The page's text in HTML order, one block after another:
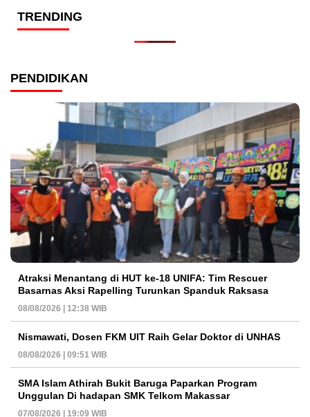
TRENDING
PENDIDIKAN
Atraksi Menantang di HUT ke-18 UNIFA: Tim Rescuer
Basarnas Aksi Rapelling Turunkan Spanduk Raksasa
08/08/2026 | 12:38 WIB
Nismawati, Dosen FKM UIT Raih Gelar Doktor di UNHAS
08/08/2026 | 09:51 WIB
SMA Islam Athirah Bukit Baruga Paparkan Program
Unggulan Di hadapan SMK Telkom Makassar
07/08/2026 | 19:09 WIB